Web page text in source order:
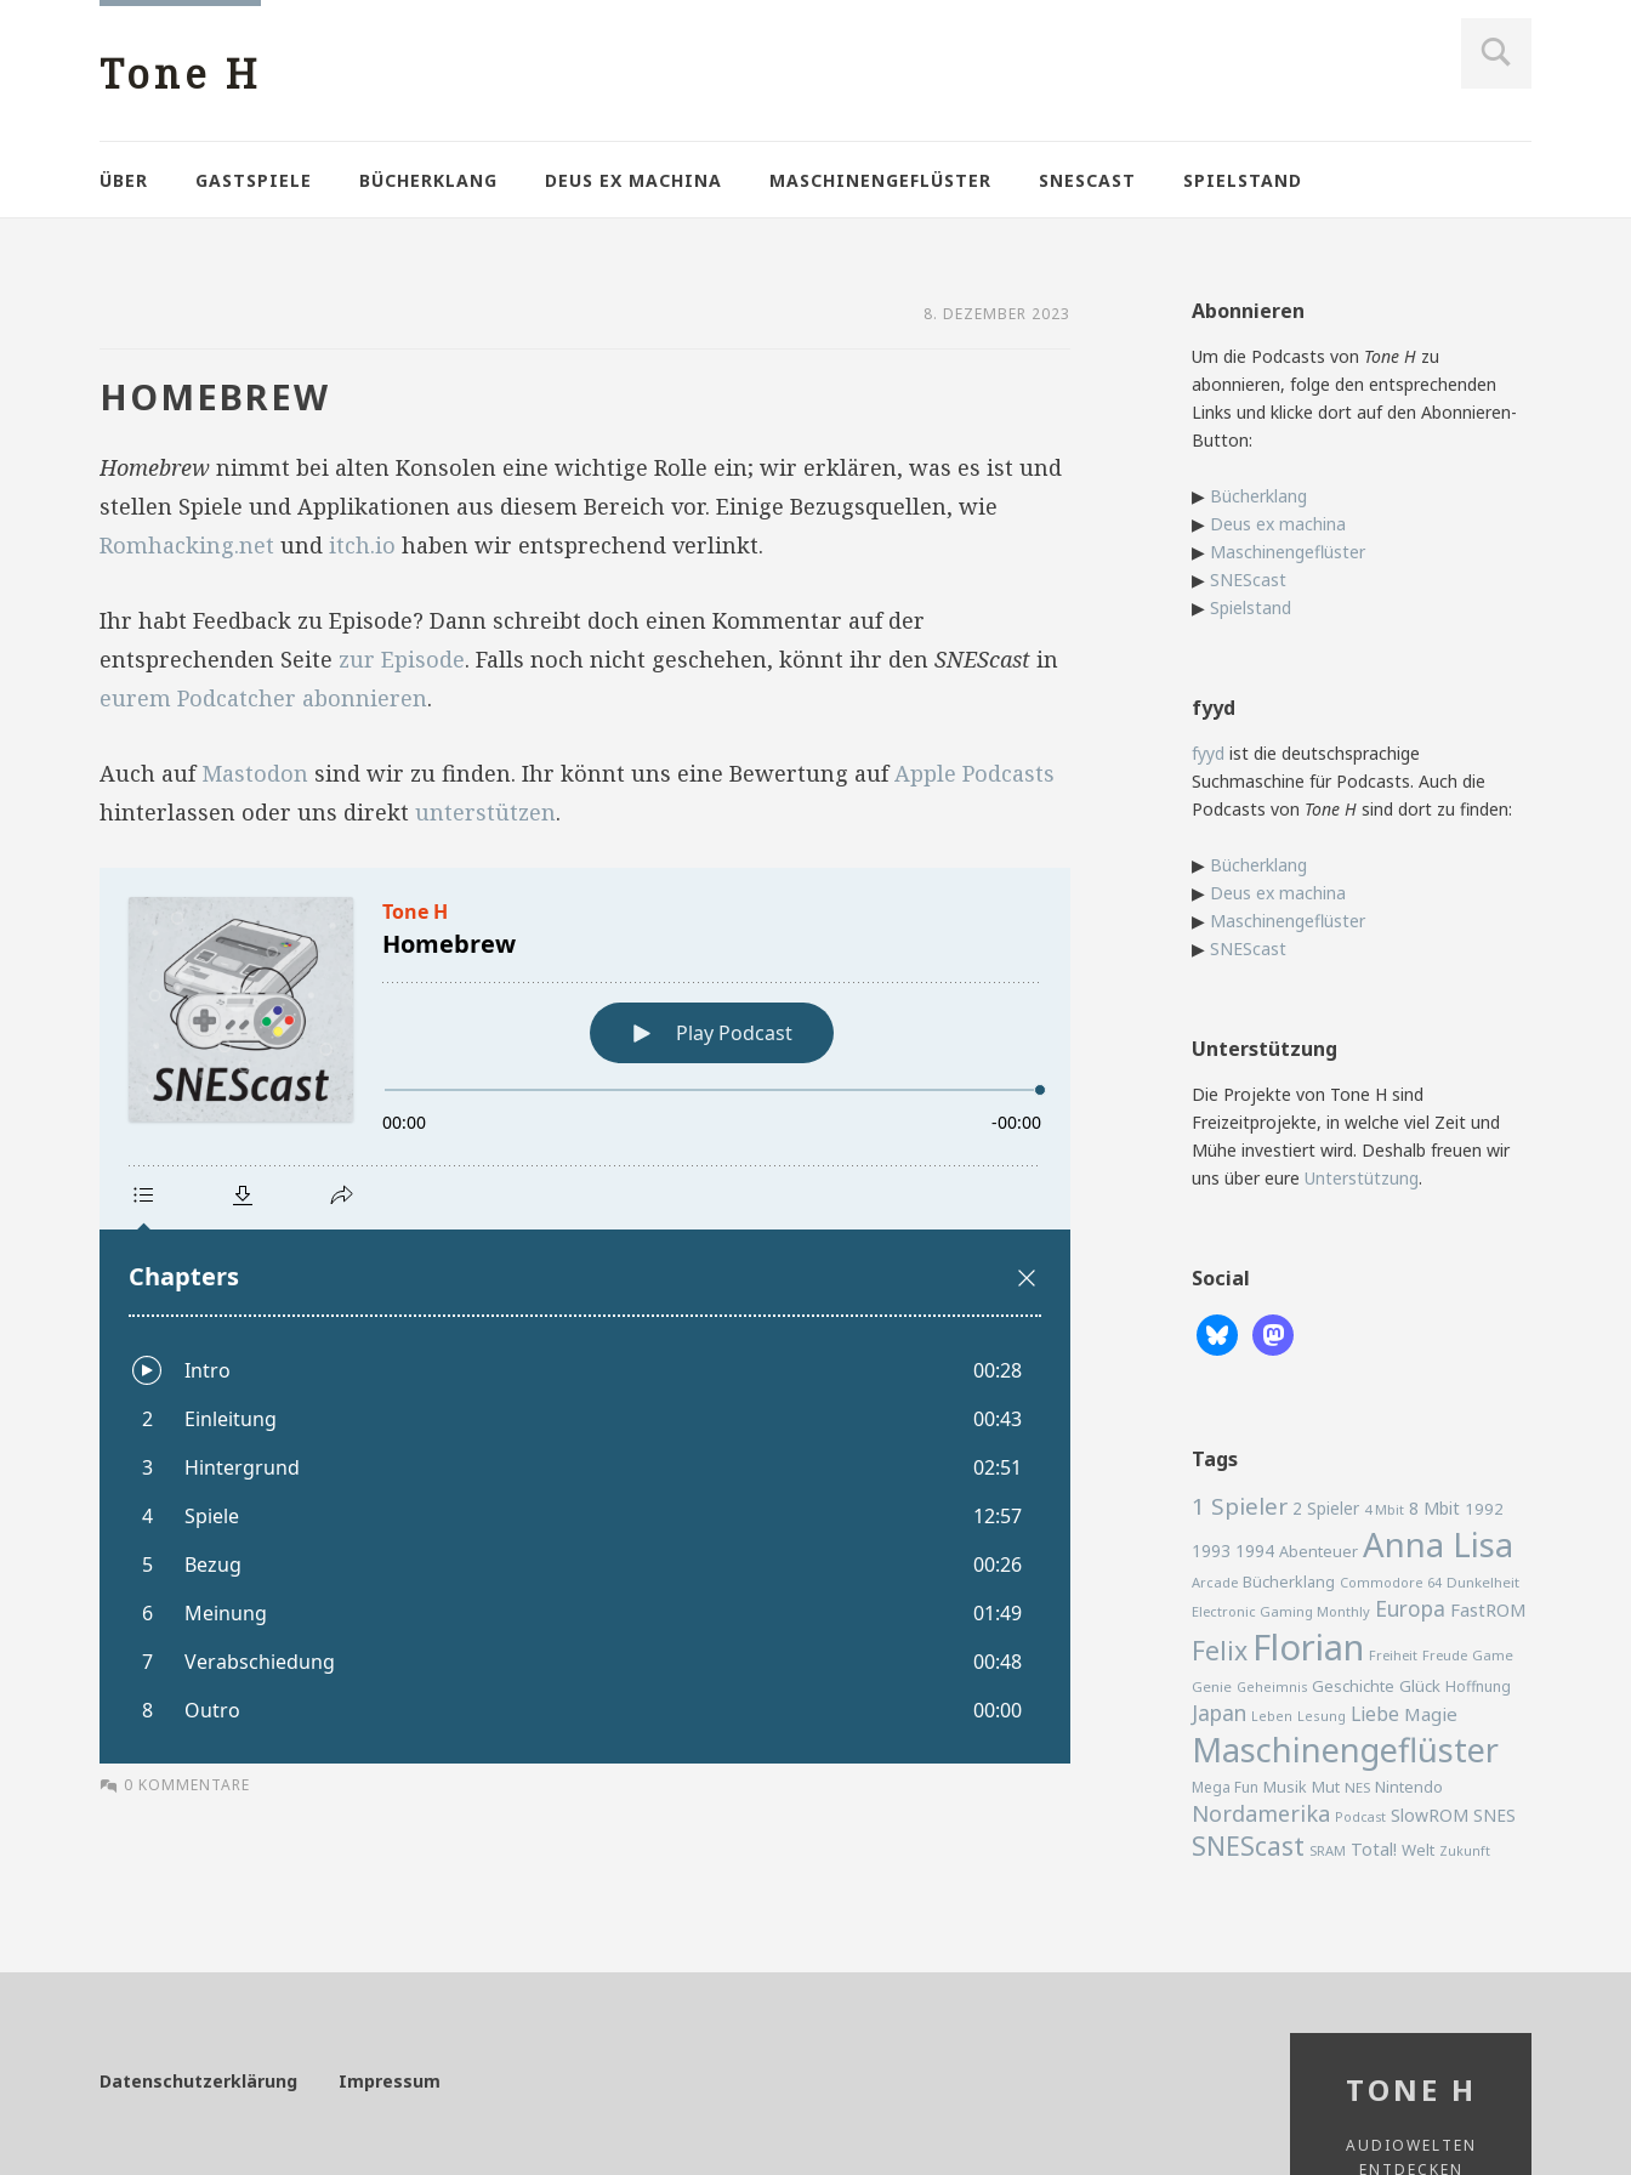
Tone H
ÜBER GASTSPIELE BÜCHERKLANG DEUS EX MACHINA MASCHINENGEFLÜSTER SNESCAST SPIELSTAND
8. DEZEMBER 2023
HOMEBREW
Homebrew nimmt bei alten Konsolen eine wichtige Rolle ein; wir erklären, was es ist und
stellen Spiele und Applikationen aus diesem Bereich vor. Einige Bezugsquellen, wie
Romhacking.net und itch.io haben wir entsprechend verlinkt.
Ihr habt Feedback zu Episode? Dann schreibt doch einen Kommentar auf der
entsprechenden Seite zur Episode. Falls noch nicht geschehen, könnt ihr den SNEScast in
eurem Podcatcher abonnieren.
Auch aufMastodon sind wir zu finden. Ihr könnt uns eine Bewertung aufApple Podcasts
hinterlassen oder uns direkt unterstützen.
0 KOMMENTARE
Abonnieren
Um die Podcasts von Tone H zu
abonnieren, folge den entsprechenden
Links und klicke dort auf den Abonnieren-
Button:
▶ Bücherklang
▶ Deus ex machina
▶ Maschinengeflüster
▶ SNEScast
▶ Spielstand
fyyd
fyyd ist die deutschsprachige
Suchmaschine für Podcasts. Auch die
Podcasts von Tone H sind dort zu finden:
▶ Bücherklang
▶ Deus ex machina
▶ Maschinengeflüster
▶ SNEScast
Unterstützung
Die Projekte von Tone H sind
Freizeitprojekte, in welche viel Zeit und
Mühe investiert wird. Deshalb freuen wir
uns über eure Unterstützung.
Social
Tags
1 Spieler 2 Spieler 4 Mbit 8 Mbit 1992
1993 1994 Abenteuer Anna Lisa
Arcade Bücherklang Commodore 64 Dunkelheit
Electronic Gaming Monthly Europa FastROM
Felix Florian Freiheit Freude Game
Genie Geheimnis Geschichte Glück Hoffnung
Japan Leben Lesung Liebe Magie
Maschinengeflüster
Mega Fun Musik Mut NES Nintendo
Nordamerika Podcast SlowROM SNES
SNEScast SRAM Total! Welt Zukunft
Datenschutzerklärung Impressum TONE H
AUDIOWELTEN
ENTDECKEN